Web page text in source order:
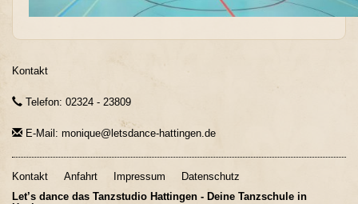
Kontakt
Telefon: 02324 - 23809
E-Mail: monique@letsdance-hattingen.de
Kontakt Anfahrt Impressum
Datenschutz
Let’s dance das Tanzstudio Hattingen - Deine Tanzschule in